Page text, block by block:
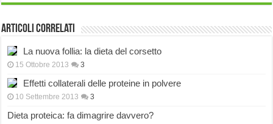
Articoli correlati
La nuova follia: la dieta del corsetto
15 Ottobre 2013 3
Effetti collaterali delle proteine in polvere
10 Settembre 2013 3
Dieta proteica: fa dimagrire davvero?